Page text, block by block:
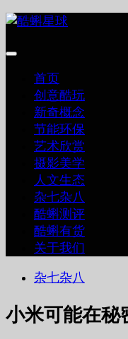
跳
内
首页
创意酷玩
新奇概念
节能环保
艺术欣赏
摄影美学
人文生态
杂七杂八
酷蝌测评
酷蝌有货
关于我们
杂七杂八
小米可能在